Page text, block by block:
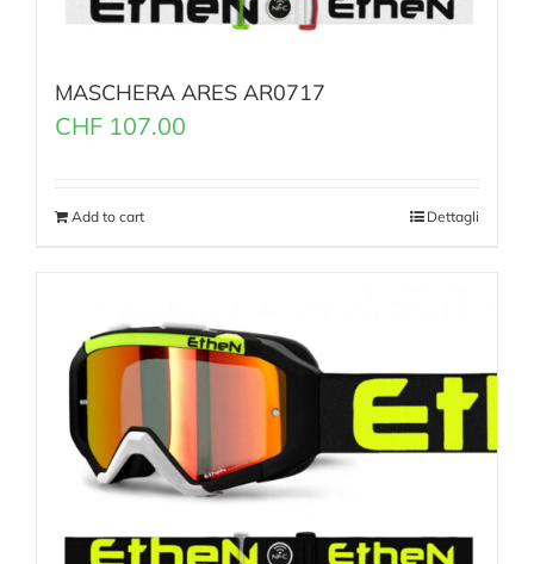
MASCHERA ARES AR0717
CHF 107.00
Add to cart Dettagli